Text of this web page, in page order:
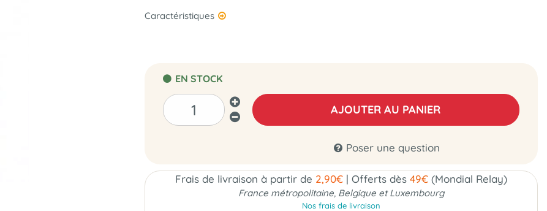
Caractéristiques
EN STOCK
AJOUTER AU PANIER
Poser une question
Frais de livraison à partir de 2,90€ | Offerts dès 49€ (Mondial Relay)
France métropolitaine, Belgique et Luxembourg
Nos frais de livraison